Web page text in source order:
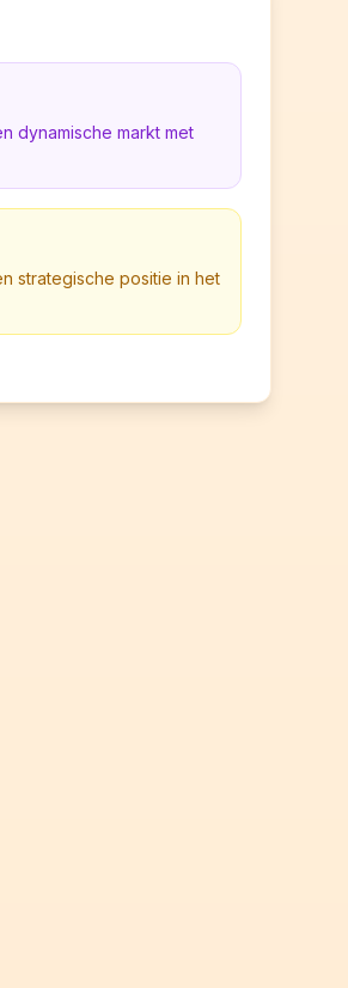
dynamische markt met
strategische positie in het